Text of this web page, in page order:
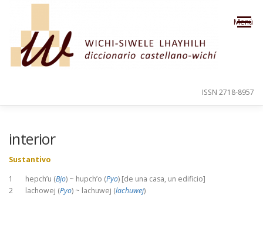
Saltar al contenido
Menú
ISSN 2718-8957
interior
Sustantivo
1 hepch’u (Bjo) ~ hupch’o (Pyo) [de una casa, un edificio]
2 lachowej (Pyo) ~ lachuwej (lachuwej)